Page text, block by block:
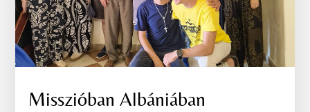
Misszióban Albániában